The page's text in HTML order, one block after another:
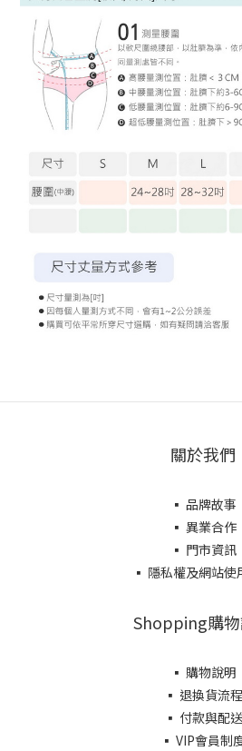
關於我們
▪ 品牌故事
▪ 異業合作
▪ 門市資訊
▪ 隱私權及網站使
Shopping購
▪ 購物說明
▪ 退換貨流程
▪ 付款與配送
▪ VIP會員制